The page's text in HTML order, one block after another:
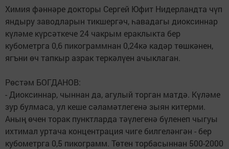
Химия фәннәре докторы Сергей Юфит Нидерландта чүп
яндыру заводларын тикшергәч, һавадагы диоксиннар
күләме күрсәткече 24 чакрым ераклыкта бер
кубометрга 0,6 пикограммнан 0,24кә кадәр төшкәнен,
ягъни өч тапкыр азрак теркәлүен ачыклаган.
Рөстәм БОГДАНОВ:
- Диоксиннар, чыннан да, агулый торган матдә. Күләме
зур булмаса, ул кеше сәламәтлегенә зыян китерми.
Аның өчен торак пунктларда тәүлегенә бүленеп чыгуы
ихтимал уртача концентрация чиге билгеләнгән - бер
кубометрга 0,5 пикограмм. Төтен торбасыннан 500-2000